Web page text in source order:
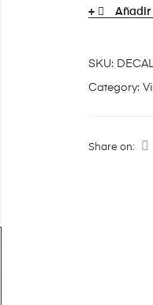
Añadir
SKU:
Category:
Share on: